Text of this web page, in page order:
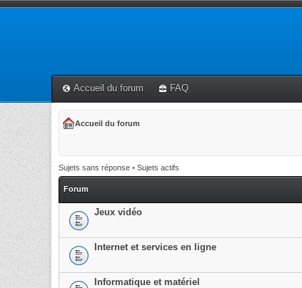
Accueil du forum FAQ
Accueil du forum
Sujets sans réponse • Sujets actifs
Forum
Jeux vidéo
Internet et services en ligne
Informatique et matériel